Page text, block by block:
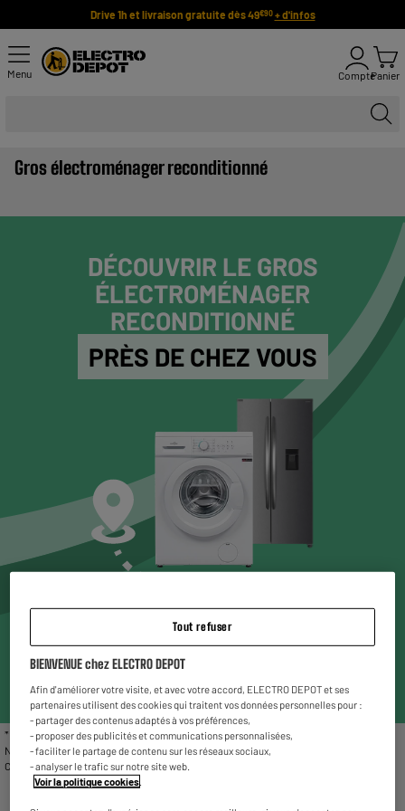
Drive 1h et livraison gratuite dès 49€90 + d'infos
Menu ComptePanier
Gros électroménager reconditionné
DÉCOUVRIR LE GROS
ÉLECTROMÉNAGER
RECONDITIONNÉ
PRÈS DE CHEZ VOUS
Choisissez un magasin* pour voir les produits
disponibles
Entrez votre code postal ou ville
* Liste des magasins proposant le gros électroménager reconditionné : Chambéry,
Nîmes, Vitrolles, Fleury Mérogis, Villetaneuse, Valenciennes, Reims La Neuvillette,
Charleville-Mézières et Rivesaltes.
Tout refuser
BIENVENUE chez ELECTRO DEPOT
Afin d'améliorer votre visite, et avec votre accord, ELECTRO DEPOT et ses
partenaires utilisent des cookies qui traitent vos données personnelles pour :
- partager des contenus adaptés à vos préférences,
- proposer des publicités et communications personnalisées,
- faciliter le partage de contenu sur les réseaux sociaux,
- analyser le trafic sur notre site web.
Voir la politique cookies